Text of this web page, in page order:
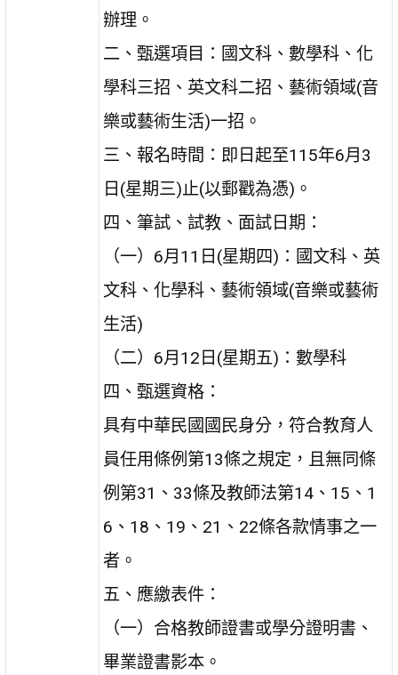
辦理。
二、甄選項目：國文科、數學科、化
學科三招、英文科二招、藝術領域(音
樂或藝術生活)一招。
三、報名時間：即日起至115年6月3
日(星期三)止(以郵戳為憑)。
四、筆試、試教、面試日期：
（一）6月11日(星期四)：國文科、英
文科、化學科、藝術領域(音樂或藝術
生活)
（二）6月12日(星期五)：數學科
四、甄選資格：
具有中華民國國民身分，符合教育人
員任用條例第13條之規定，且無同條
例第31、33條及教師法第14、15、1
6、18、19、21、22條各款情事之一
者。
五、應繳表件：
（一）合格教師證書或學分證明書、
畢業證書影本。